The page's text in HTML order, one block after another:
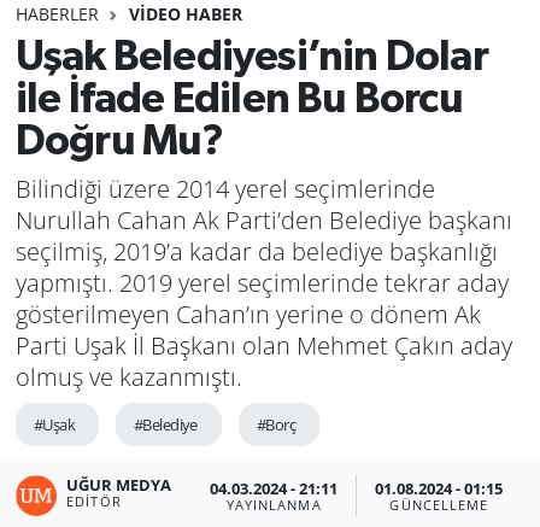
HABERLER VIDEO HABER
Uşak Belediyesi’nin Dolar
ile İfade Edilen Bu Borcu
Doğru Mu?
Bilindiği üzere 2014 yerel seçimlerinde
Nurullah Cahan Ak Parti’den Belediye başkanı
seçilmiş, 2019’a kadar da belediye başkanlığı
yapmıştı. 2019 yerel seçimlerinde tekrar aday
gösterilmeyen Cahan’ın yerine o dönem Ak
Parti Uşak İl Başkanı olan Mehmet Çakın aday
olmuş ve kazanmıştı.
#Uşak #Belediye #Borç
UĞUR MEDYA
EDITÖR
04.03.2024 - 21:11
YAYINLANMA
01.08.2024 - 01:15
GÜNCELLEME
Tüm Manşetler
Son Dakika Haberleri
Haber Arşivi